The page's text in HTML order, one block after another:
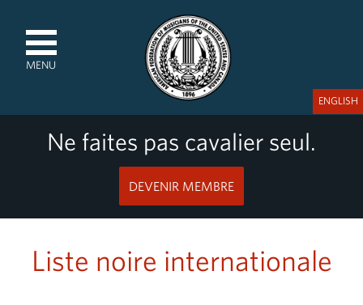
MENU
Ne faites pas cavalier seul.
DEVENIR MEMBRE
ENGLISH
Liste noire internationale